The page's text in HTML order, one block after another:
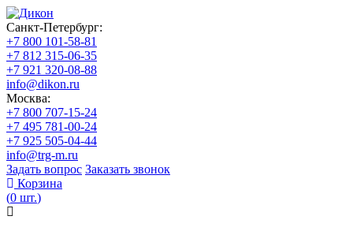
Санкт-Петербург:
+7 800 101-58-81
+7 812 315-06-35
+7 921 320-08-88
info@dikon.ru
Москва:
+7 800 707-15-24
+7 495 781-00-24
+7 925 505-04-44
info@trg-m.ru
Задать вопрос Заказать звонок
Корзина
(0 шт.)